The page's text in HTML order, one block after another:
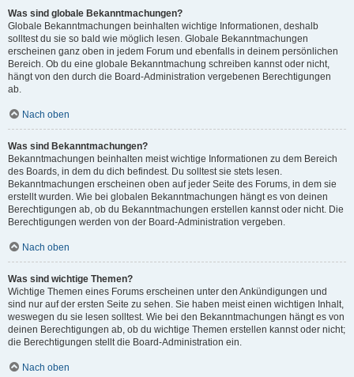
Was sind globale Bekanntmachungen?
Globale Bekanntmachungen beinhalten wichtige Informationen, deshalb
solltest du sie so bald wie möglich lesen. Globale Bekanntmachungen
erscheinen ganz oben in jedem Forum und ebenfalls in deinem persönlichen
Bereich. Ob du eine globale Bekanntmachung schreiben kannst oder nicht,
hängt von den durch die Board-Administration vergebenen Berechtigungen
ab.
Nach oben
Was sind Bekanntmachungen?
Bekanntmachungen beinhalten meist wichtige Informationen zu dem Bereich
des Boards, in dem du dich befindest. Du solltest sie stets lesen.
Bekanntmachungen erscheinen oben auf jeder Seite des Forums, in dem sie
erstellt wurden. Wie bei globalen Bekanntmachungen hängt es von deinen
Berechtigungen ab, ob du Bekanntmachungen erstellen kannst oder nicht. Die
Berechtigungen werden von der Board-Administration vergeben.
Nach oben
Was sind wichtige Themen?
Wichtige Themen eines Forums erscheinen unter den Ankündigungen und
sind nur auf der ersten Seite zu sehen. Sie haben meist einen wichtigen Inhalt,
weswegen du sie lesen solltest. Wie bei den Bekanntmachungen hängt es von
deinen Berechtigungen ab, ob du wichtige Themen erstellen kannst oder nicht;
die Berechtigungen stellt die Board-Administration ein.
Nach oben